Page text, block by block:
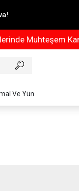
Kampanya
Ve Yün